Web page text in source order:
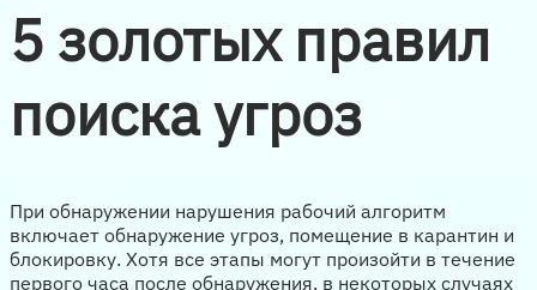
5 золотых правил
поиска угроз
При обнаружении нарушения рабочий алгоритм
включает обнаружение угроз, помещение в карантин и
блокировку. Хотя все этапы могут произойти в течение
первого часа после обнаружения, в некоторых случаях